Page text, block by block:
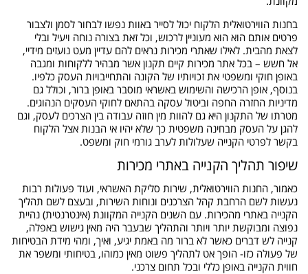
בחנות הווירטואלית הלקוח יכול לסייר באוות נפשו לבחור לסמן ולצבור
פרטים אותם הוא הוא מעוניין לרכוש, וכל זאת בצורה נוחה ויעיל ובלי
לצאת מהבית. לאילו שאתרי מכירות נראים להם עדיין מעט נועזים מידיי,
אל חשש – בכל אתר מכירות קיים תקנון אשר מבהיר ללקוחות ומגבה
באופן חוקי ומשפטי את זכויותיו של הקונה והתחייבויות העסק כלפיו.
בנוסף, אופן הרכישה והשימוש באשראי מוסבר באופן ברור, וכולל גם
מדיניות החזרה החפה וביטול עסקה בהתאם לחוקי העסקים הנהוגים.
מטרתו של התקנון היא גם להוות מין חוזה עבודה בין הצרכים לעסק, וגם
להגן על העסק מבחינה משפטית כך שלא יהיו אי הבנות אצל הלקוח
בקשר לפרטי הקנייה שעלולות לערב גורמי חוק ומשפט.
שיפור תהליך הקנייה באתרי מכירות
כאמור, החנות הווירטואלית, שירות סליקת האשראי, ועוד פעולות רבות
נעשות לשם הרחבת קהל הצרכנים ונוחות השירות, ובעצם לשם תהליך
הקנייה באתרי מהכירות. עם השנים הקנייה המקוונת (אינטרנטית) נהיית
נפוצה ומבוקשת יותר ויותר והתהליך שבעבר היה מאין גישוש באפלה,
קנייה לש דברים כאשר לא ברור מה באמת יגיע, ואיך, ומהי מידת הבטיחות
של פעולה כזו- הופך אט לתהליך פשוט מאין כמוהו, בטיחותי ומשפר את
חווית הקנייה באופן כללי ובכל תחום צרכני.